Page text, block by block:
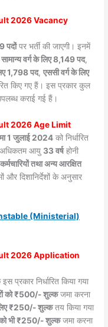
2026 Vacancy
पदोंपर भर्ती की जाएगी। इनमें
सामान्य वर्ग के लिए 8,149 पद,
1,798 पद,एससी वर्ग के लिए
किए गए हैं। इस प्रकार कुल
कराई गई हैं।
2026 Age Limit
1 जुलाई 2024 को निर्धारित
आयु 33 वर्षहोनी
तथा अन्य आरक्षित
और दिशानिर्देशों के अनुसार
(Ministerial)
2026 Application
निर्धारित किया गया
को ₹500/- शुल्कजमा करना
लिए ₹250/- शुल्कतय किया गया
को भी ₹250/- शुल्कजमा करना